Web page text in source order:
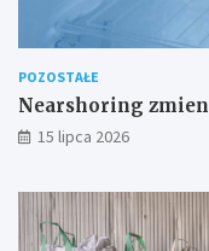
POZOSTAŁE
Nearshoring
15 lipca 2026